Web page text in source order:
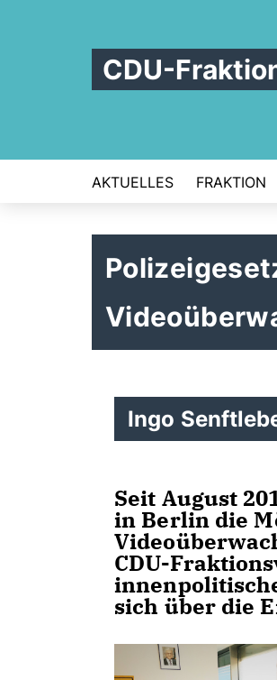
CDU-
AKTUELLES FRAKTION
Ingo
Seit August
in Berlin die
CDU-
sich über die